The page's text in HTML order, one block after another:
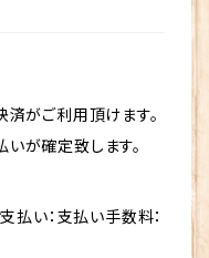
済がご利用頂けます。
が確定致します。
払い：支払い手数料：